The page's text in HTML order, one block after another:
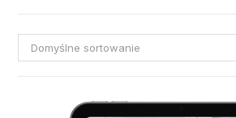
Domyślne sortowanie